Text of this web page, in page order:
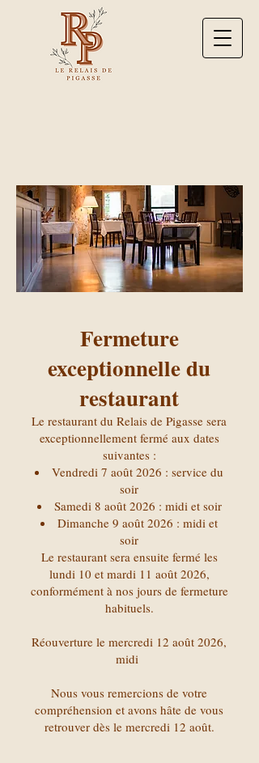
Fermeture
exceptionnelle du
restaurant
Le restaurant du Relais de Pigasse sera
exceptionnellement fermé aux dates
suivantes :
Vendredi 7 août 2026 : service du
soir
Samedi 8 août 2026 : midi et soir
Dimanche 9 août 2026 : midi et
soir
Le restaurant sera ensuite fermé les
lundi 10 et mardi 11 août 2026,
conformément à nos jours de fermeture
habituels.
Réouverture le mercredi 12 août 2026,
midi
Nous vous remercions de votre
compréhension et avons hâte de vous
retrouver dès le mercredi 12 août.